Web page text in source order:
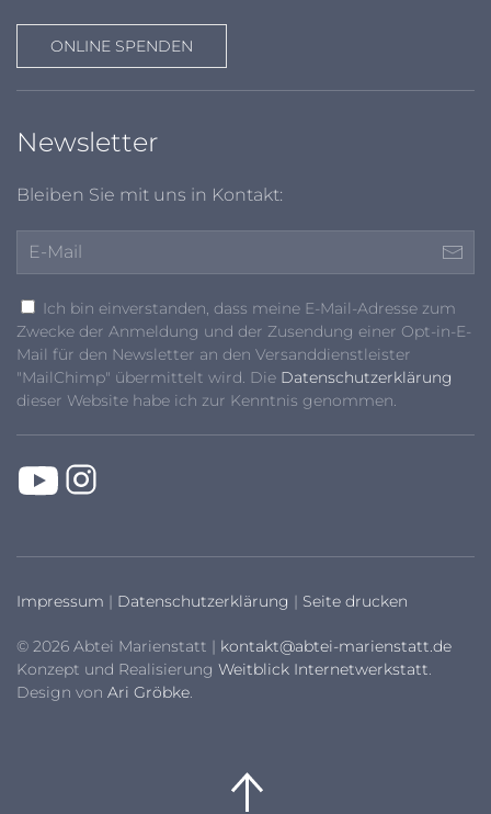
ONLINE SPENDEN
Newsletter
Bleiben Sie mit uns in Kontakt:
Ich bin einverstanden, dass meine E-Mail-Adresse zum
Zwecke der Anmeldung und der Zusendung einer Opt-in-E-
Mail für den Newsletter an den Versanddienstleister
"MailChimp" übermittelt wird. Die Datenschutzerklärung
dieser Website habe ich zur Kenntnis genommen.
Impressum | Datenschutzerklärung | Seite drucken
© 2026 Abtei Marienstatt | kontakt@abtei-marienstatt.de
Konzept und Realisierung Weitblick Internetwerkstatt.
Design von Ari Gröbke.